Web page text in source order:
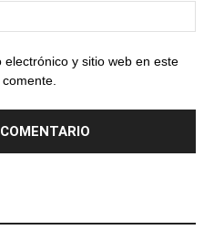
y sitio web en este